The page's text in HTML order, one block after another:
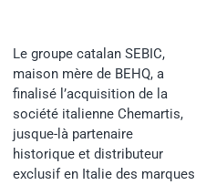
Le groupe catalan SEBIC,
maison mère de BEHQ, a
finalisé l’acquisition de la
société italienne Chemartis,
jusque-là partenaire
historique et distributeur
exclusif en Italie des marques